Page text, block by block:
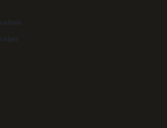
admin
Alper